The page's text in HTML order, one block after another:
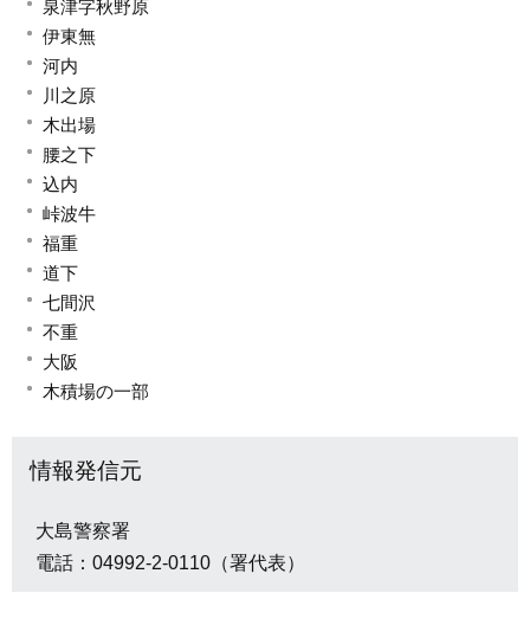
泉津字秋野原
伊東無
河内
川之原
木出場
腰之下
込内
峠波牛
福重
道下
七間沢
不重
大阪
木積場の一部
情報発信元
大島警察署
電話：04992-2-0110（署代表）